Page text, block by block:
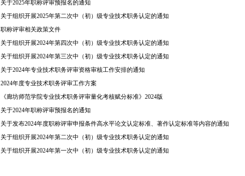
关于2025年职称评审预报名的通知
关于组织开展2025年第二次中（初）级专业技术职务认定的通知
职称评审相关政策文件
关于组织开展2024年第四次中（初）级专业技术职务认定的通知
关于组织开展2024年第三次中（初）级专业技术职务认定的通知
关于2024年专业技术职务评审资格审核工作安排的通知
2024年度专业技术职务评审工作方案
《廊坊师范学院专业技术职务评审量化考核赋分标准》2024版
关于2024年职称评审预报名的通知
关于发布2024年度职称评审申报条件高水平论文认定标准、著作认定标准等内容的通知
关于组织开展2024年第二次中（初）级专业技术职务认定的通知
关于组织开展2024年第一次中（初）级专业技术职务认定的通知